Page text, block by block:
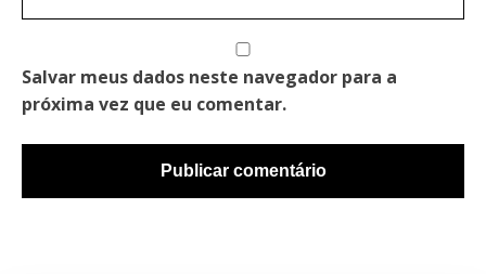
Salvar meus dados neste navegador para a
próxima vez que eu comentar.